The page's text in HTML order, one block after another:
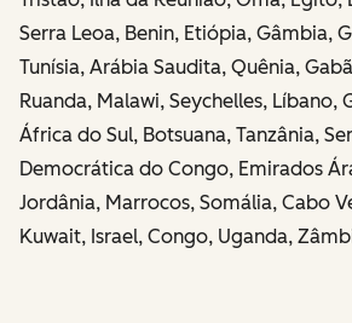
Serra Leoa, Benin, Etiópia, Gâmbia,
Tunísia, Arábia Saudita, Quênia,
Ruanda, Malawi, Seychelles, Líbano,
África do Sul, Botsuana, Tanzânia,
Democrática do Congo, Emirados
Jordânia, Marrocos, Somália, Cabo
Kuwait, Israel, Congo, Uganda,